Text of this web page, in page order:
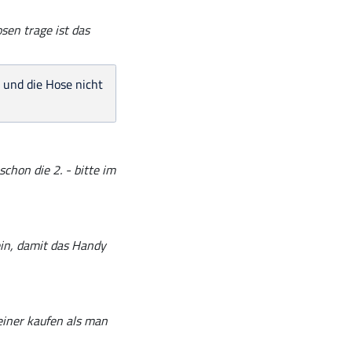
trage ist das
die Hose nicht
die 2. - bitte im
damit das Handy
kaufen als man